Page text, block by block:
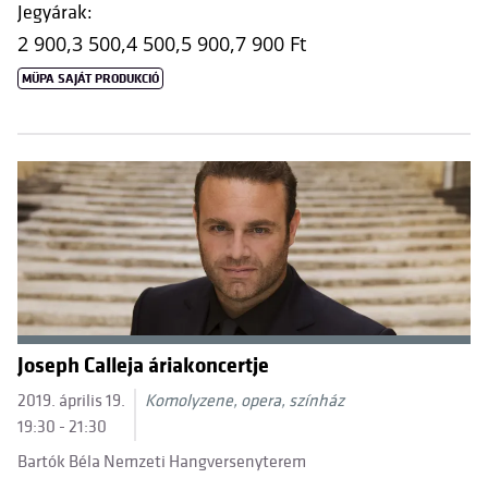
Jegyárak:
2 900,3 500,4 500,5 900,7 900 Ft
MÜPA SAJÁT PRODUKCIÓ
Joseph Calleja áriakoncertje
2019. április 19.
19:30 - 21:30
Komolyzene, opera, színház
Bartók Béla Nemzeti Hangversenyterem